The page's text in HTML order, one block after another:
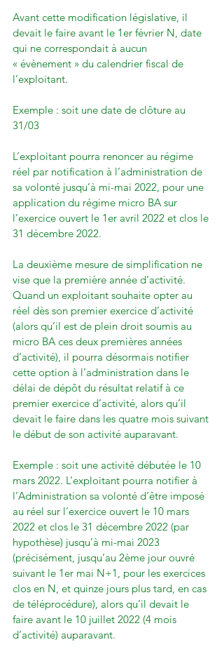
Avant cette modification législative, il
devait le faire avant le 1er février N, date
qui ne correspondait à aucun
« évènement » du calendrier fiscal de
l’exploitant.
Exemple : soit une date de clôture au
31/03
L’exploitant pourra renoncer au régime
réel par notification à l’administration de
sa volonté jusqu’à mi-mai 2022, pour une
application du régime micro BA sur
l’exercice ouvert le 1er avril 2022 et clos le
31 décembre 2022.
La deuxième mesure de simplification ne
vise que la première année d’activité.
Quand un exploitant souhaite opter au
réel dès son premier exercice d’activité
(alors qu’il est de plein droit soumis au
micro BA ces deux premières années
d’activité), il pourra désormais notifier
cette option à l’administration dans le
délai de dépôt du résultat relatif à ce
premier exercice d’activité, alors qu’il
devait le faire dans les quatre mois suivant
le début de son activité auparavant.
Exemple : soit une activité débutée le 10
mars 2022. L’exploitant pourra notifier à
l’Administration sa volonté d’être imposé
au réel sur l’exercice ouvert le 10 mars
2022 et clos le 31 décembre 2022 (par
hypothèse) jusqu’à mi-mai 2023
(précisément, jusqu’au 2ème jour ouvré
suivant le 1er mai N+1, pour les exercices
clos en N, et quinze jours plus tard, en cas
de téléprocédure), alors qu’il devait le
faire avant le 10 juillet 2022 (4 mois
d’activité) auparavant.